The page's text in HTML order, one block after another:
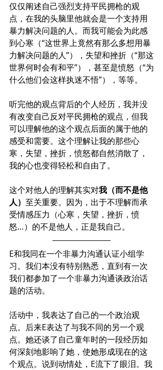
仅仅阐述自己强烈支持平民拥枪的观
点，在我的头脑里他就会是一个支持用
暴力解决问题的人。而我可能会为此感
到心寒（“这世界上竟然有那么多想用暴
力解决问题的人”），失望和挫折（“那这
世界何时会有和平”），甚至是愤怒（“为
什么他们会这样执迷不悟”），等等。
听完他的观点背后的个人经历，我并没
有改变自己反对平民拥枪的观点，但我
可以理解他的这个观点后面的属于他的
感受和需要。这个理解让我的那些心
寒，失望，挫折，愤怒都自然消散了，
我的心也变得轻松和自由了。
这个对他人的理解其实对我（而不是他
人） 至关重要。因为，出于不理解而承
受情感压力（心寒，失望，挫折，愤
怒…）的不是他人，正是我自己。
E和我同在一个非暴力沟通认证小组学
习。我们本没有特别熟悉，直到有一次
我们都参加了一个非暴力沟通谈政治话
题的活动。
活动中，我表达了自己的一个政治观
点。后来E表达了与我不同的另一个观
点。她还谈了自己童年时的一段经历如
何深刻地影响了她，使她形成现在的这
个观点。说到动情处，E流下了眼泪。我